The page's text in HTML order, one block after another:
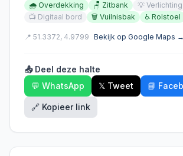
🌧️ Overdekking 🪑 Zitbank 💡 Verlichting
📺 Digitaal bord 🗑️ Vuilnisbak ♿ Rolstoel
📍 51.3372, 4.9799 Bekijk op Google Maps →
📤 Deel deze halte
💬 WhatsApp
𝕏 Tweet 📘
🔗 Kopieer link